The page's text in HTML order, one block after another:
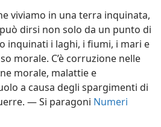
viviamo in una terra inquinata,
dirsi non solo da un punto di
inquinati i laghi, i fiumi, i mari e
morale. C’è corruzione nelle
morale, malattie e
a causa degli spargimenti di
— Si paragoni Numeri